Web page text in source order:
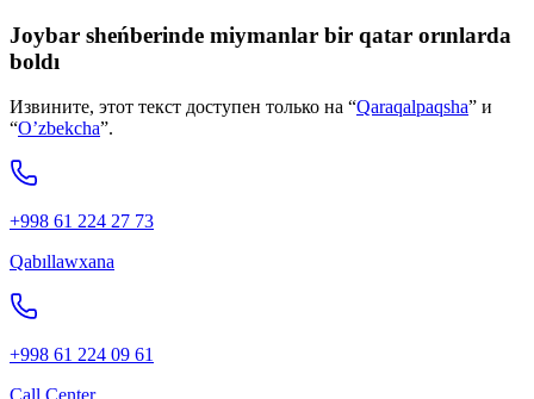
Joybar sheńberinde miymanlar bir qatar orınlarda
boldı
Извините, этот текст доступен только на “Qaraqalpaqsha” и
“O’zbekcha”.
+998 61 224 27 73
Qabıllawxana
+998 61 224 09 61